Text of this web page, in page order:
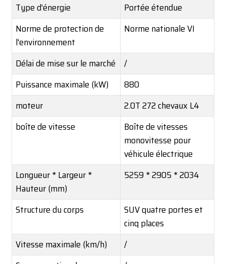
Type d'énergie
Portée étendue
Norme de protection de
l'environnement
Norme nationale VI
Délai de mise sur le marché
/
Puissance maximale (kW)
880
moteur
2.0T 272 chevaux L4
boîte de vitesse
Boîte de vitesses
monovitesse pour
véhicule électrique
Longueur * Largeur *
Hauteur (mm)
5259 * 2905 * 2034
Structure du corps
SUV quatre portes et
cinq places
Vitesse maximale (km/h)
/